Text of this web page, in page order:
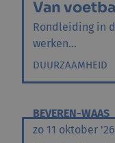
Van
Rondleiding in
werken...
DUURZAAMHEID
BEVEREN-WAAS
zo 11 oktober